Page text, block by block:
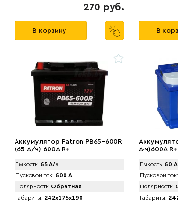
270 руб.
В корзину В
Аккумулятор Patron PB65-600R
(65 А/ч) 600A R+
Емкость: 65 А/ч
Пусковой ток: 600 А
Полярность: Обратная
Габариты: 242x175x190
А·ч)600А
Емкость: 60
Пусковой ток:
Полярность:
Габариты: